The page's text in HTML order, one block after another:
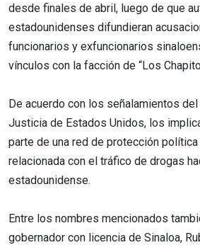
desde finales de abril, luego de que
estadounidenses difundieran
funcionarios y exfuncionarios
vínculos con la facción de “Los
De acuerdo con los señalamientos
Justicia de Estados Unidos, los
parte de una red de protección
relacionada con el tráfico de drogas
estadounidense.
Entre los nombres mencionados
gobernador con licencia de Sinaloa,